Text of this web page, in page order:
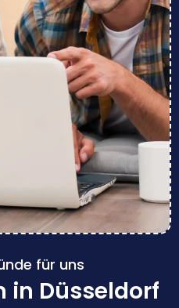
für uns
in Düsseldorf